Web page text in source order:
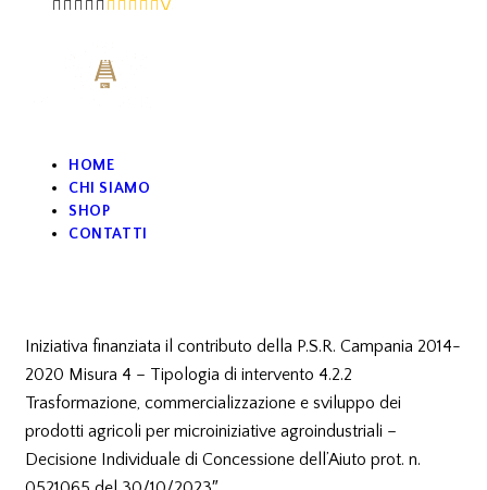
Valutato
HOME
CHI SIAMO
SHOP
CONTATTI
Iniziativa finanziata il contributo della P.S.R. Campania 2014-
2020 Misura 4 – Tipologia di intervento 4.2.2
Trasformazione, commercializzazione e sviluppo dei
prodotti agricoli per microiniziative agroindustriali –
Decisione Individuale di Concessione dell’Aiuto prot. n.